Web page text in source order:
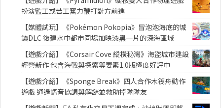
扮演監工或苦工奮力鞭打對方前進
【媒體試玩】《Pokémon Pokopia》冒泡泡海底的城
鎮DLC 復建水中都市同場加映漆黑一片的深海區域
【遊戲介紹】《Corsair Cove 縱橫秘灣》海盜城市建設
經營新作 包含海戰與探索等要素1.0版極度好評中
【遊戲介紹】《Sponge Break》四人合作木筏舟動作
遊戲 通過語音協調與解謎並救助掉隊隊友